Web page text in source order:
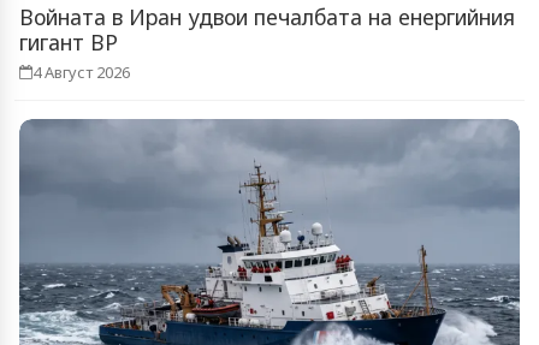
Войната в Иран удвои печалбата на енергийния
гигант BP
4 Август 2026